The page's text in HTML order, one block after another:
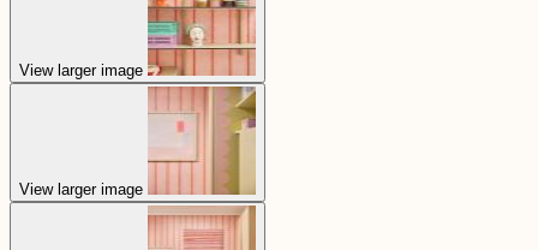
View larger image
View larger image